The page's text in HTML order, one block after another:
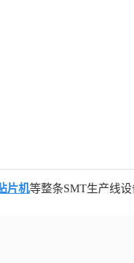
片机等整条SMT生产线